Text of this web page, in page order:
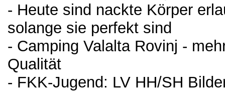
- Heute sind nackte Körper
solange sie perfekt sind
- Camping Valalta Rovinj -
Qualität
- FKK-Jugend: LV HH/SH